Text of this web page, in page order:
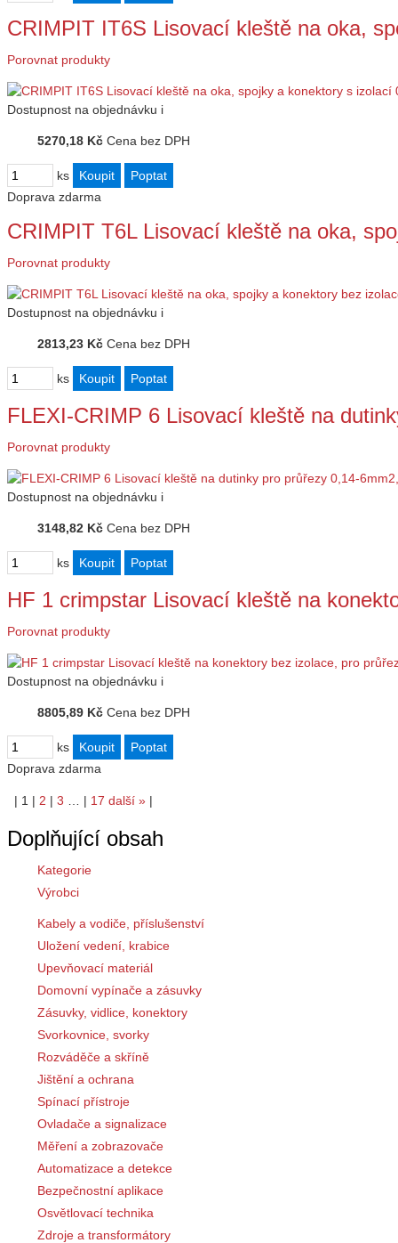
CRIMPIT IT6S Lisovací kleště na oka,
Porovnat produkty
Dostupnost na objednávku i
5270,18 Kč Cena bez DPH
ks
Doprava zdarma
CRIMPIT T6L Lisovací kleště na oka,
Porovnat produkty
Dostupnost na objednávku i
2813,23 Kč Cena bez DPH
ks
FLEXI-CRIMP 6 Lisovací kleště na
Porovnat produkty
Dostupnost na objednávku i
3148,82 Kč Cena bez DPH
ks
HF 1 crimpstar Lisovací kleště na
Porovnat produkty
Dostupnost na objednávku i
8805,89 Kč Cena bez DPH
ks
Doprava zdarma
| 1 | 2 | 3 | 17 další » |
Doplňující obsah
Kategorie
Výrobci
Kabely a vodiče, příslušenství
Uložení vedení, krabice
Upevňovací materiál
Domovní vypínače a zásuvky
Zásuvky, vidlice, konektory
Svorkovnice, svorky
Rozváděče a skříně
Jištění a ochrana
Spínací přístroje
Ovladače a signalizace
Měření a zobrazovače
Automatizace a detekce
Bezpečnostní aplikace
Osvětlovací technika
Zdroje a transformátory